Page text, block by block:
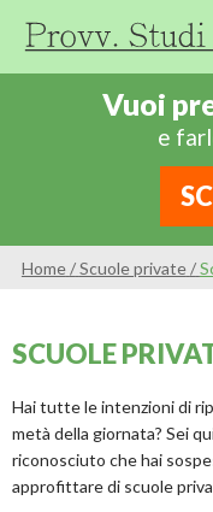
Vuoi
e
Home/Scuole private/
SCUOLE
Hai tutte le intenzioni di
metà della giornata? Sei
riconosciuto che hai
approfittare di scuole